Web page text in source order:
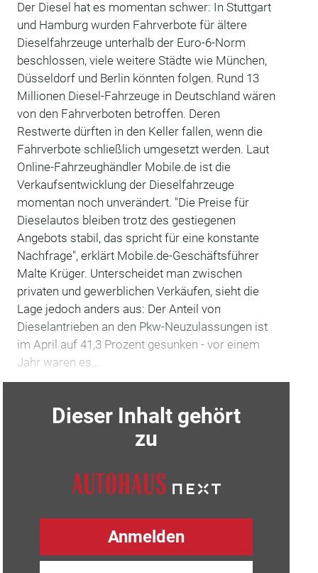
Der Diesel hat es momentan schwer: In Stuttgart
und Hamburg wurden Fahrverbote für ältere
Dieselfahrzeuge unterhalb der Euro-6-Norm
beschlossen, viele weitere Städte wie München,
Düsseldorf und Berlin könnten folgen. Rund 13
Millionen Diesel-Fahrzeuge in Deutschland wären
von den Fahrverboten betroffen. Deren
Restwerte dürften in den Keller fallen, wenn die
Fahrverbote schließlich umgesetzt werden. Laut
Online-Fahrzeughändler Mobile.de ist die
Verkaufsentwicklung der Dieselfahrzeuge
momentan noch unverändert. "Die Preise für
Dieselautos bleiben trotz des gestiegenen
Angebots stabil, das spricht für eine konstante
Nachfrage", erklärt Mobile.de-Geschäftsführer
Malte Krüger. Unterscheidet man zwischen
privaten und gewerblichen Verkäufen, sieht die
Lage jedoch anders aus: Der Anteil von
Dieselantrieben an den Pkw-Neuzulassungen ist
im April auf 41,3 Prozent gesunken - vor einem
Jahr waren es…
Dieser Inhalt gehört
zu
Anmelden